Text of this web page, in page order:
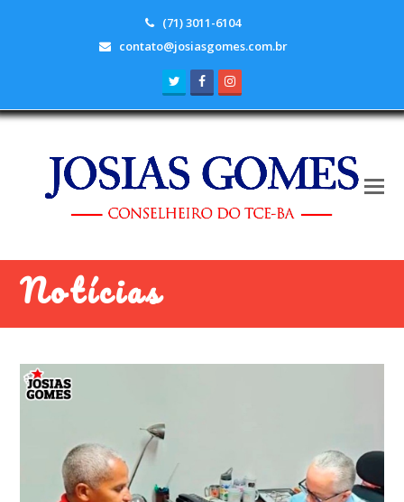
(71) 3011-6104
contato@josiasgomes.com.br
TwitterFacebook
Notícias